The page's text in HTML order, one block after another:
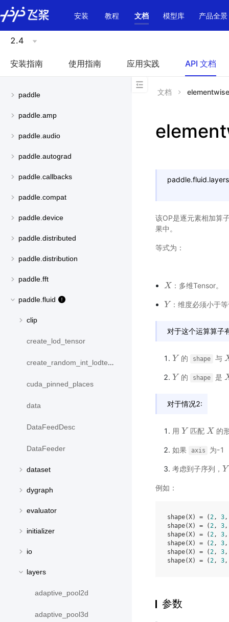
\u200E
安装
教程 文档 模型库 产品全景
2.4
安装指南 使用指南 应用实践 API 文档
paddle
paddle.amp
paddle.audio
paddle.autograd
paddle.callbacks
paddle.compat
paddle.device
paddle.distributed
paddle.distribution
paddle.fft
paddle.fluid
clip
create_lod_tensor
create_random_int_lodtensor
cuda_pinned_places
data
DataFeedDesc
DataFeeder
dataset
dygraph
evaluator
initializer
io
layers
adaptive_pool2d
adaptive_pool3d
文档
该OP是逐元素相加算
果中。
等式为：
X
X ：多维Tensor。
Y
Y ：维度必须小于
对于这个运算算子
Y
Y 的 shape 与 X
Y
Y 的 shape 是 X
对于情况2:
用 Y
Y 匹配 X
X 的
如果 axis 为-1
考虑到子序列， Y
Y
例如：
shape(X) = (2, 3
shape(X) = (2, 3
shape(X) = (2, 3
shape(X) = (2, 3
shape(X) = (2, 3
shape(X) = (2, 3
参数